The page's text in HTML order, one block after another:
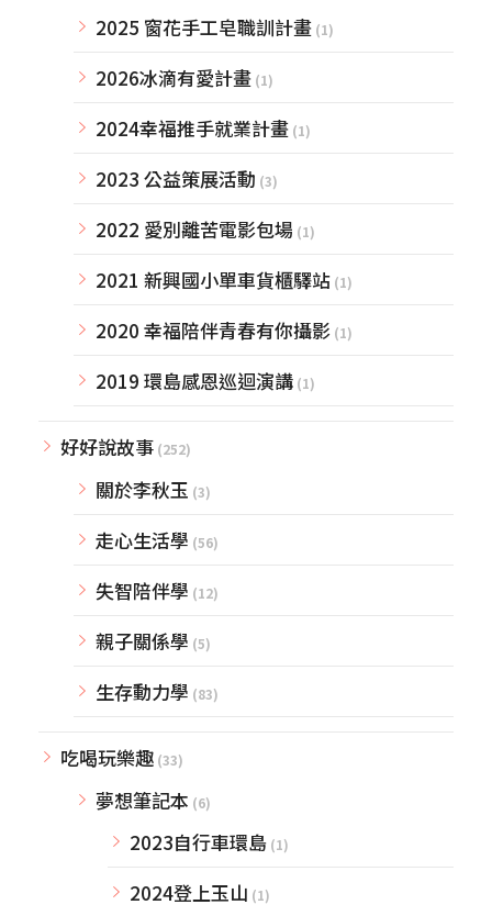
2025 窗花手工皂職訓計畫 (1)
2026冰滴有愛計畫 (1)
2024幸福推手就業計畫 (1)
2023 公益策展活動 (3)
2022 愛別離苦電影包場 (1)
2021 新興國小單車貨櫃驛站 (1)
2020 幸福陪伴青春有你攝影 (1)
2019 環島感恩巡迴演講 (1)
好好說故事 (252)
關於李秋玉 (3)
走心生活學 (56)
失智陪伴學 (12)
親子關係學 (5)
生存動力學 (83)
吃喝玩樂趣 (33)
夢想筆記本 (6)
2023自行車環島 (1)
2024登上玉山 (1)